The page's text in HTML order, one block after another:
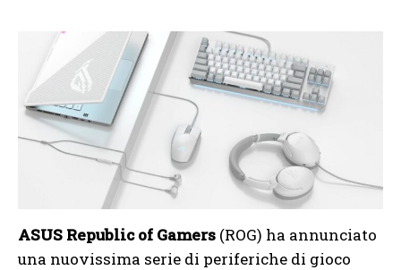
ASUS Republic of Gamers (ROG) ha annunciato
una nuovissima serie di periferiche di gioco